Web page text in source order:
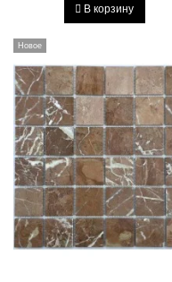
В корзину
Новое